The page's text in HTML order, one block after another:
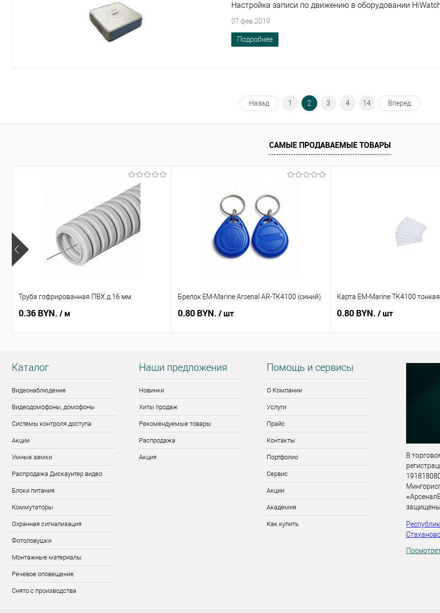
Настройка записи по движению в оборудовании
07.фев.2019
Подробнее
Назад 1 2 3 4 14 Вперед
САМЫЕ ПРОДАВАЕМЫЕ ТОВАРЫ
Труба гофрированная ПВХ д.16 мм
0.36 BYN. / м
Брелок EM-Marine Arsenal AR-TK4100 (синий)
0.80 BYN. / шт
Карта EM-Marine TK4100
0.80 BYN. / шт
Каталог
Видеонаблюдение
Видеодомофоны, домофоны
Системы контроля доступа
Акции
Умные замки
Распродажа Дискаунтер видео
Блоки питания
Коммутаторы
Охранная сигнализация
Фотоловушки
Монтажные материалы
Речевое оповещение
Снято с производства
Наши предложения
Новинки
Хиты продаж
Рекомендуемые товары
Распродажа
Акция
Помощь и сервисы
О Компании
Услуги
Прайс
Контакты
Портфолио
Сервис
Акции
Академия
Как купить
В